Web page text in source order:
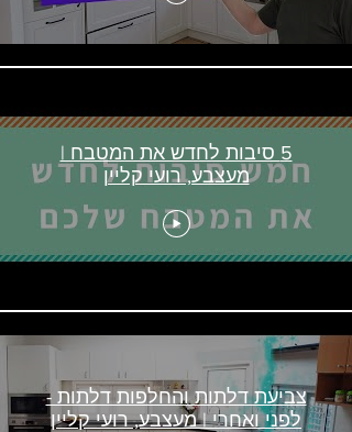
5 סיבות לחדש את המטבח |
מעצבע, רועי קליין
צביעת דלתות והחלפות דלתות -
לפני ואחרי | מעצבע, רועי קליין